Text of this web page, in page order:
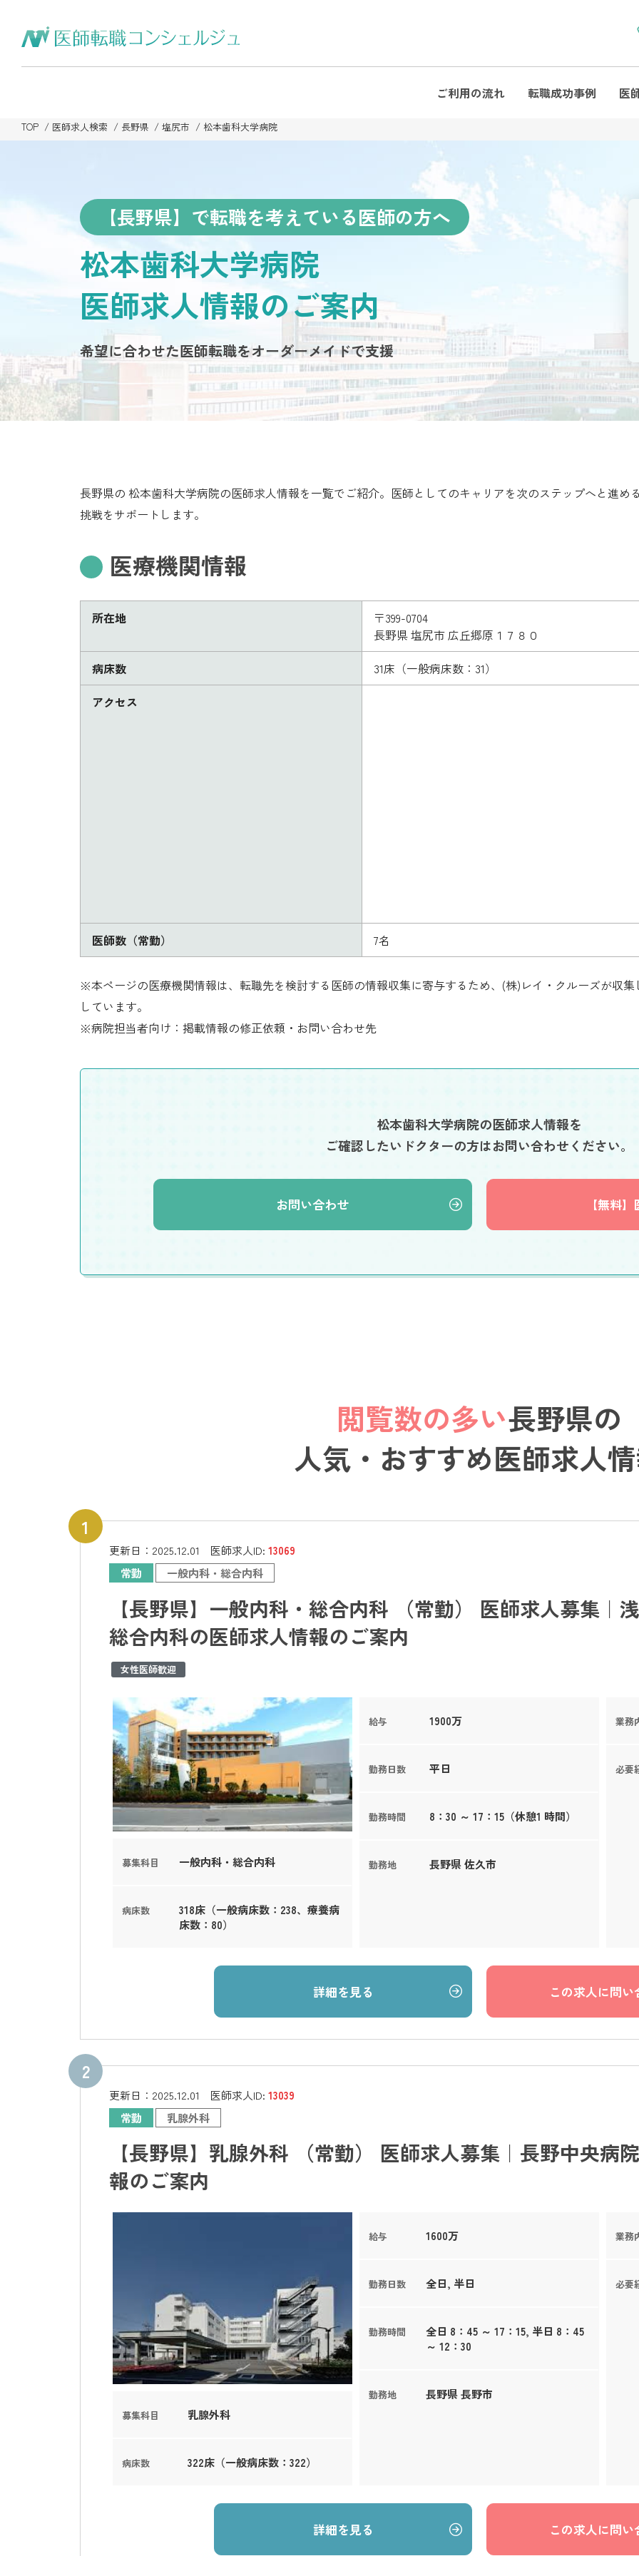
ご利用の流れ 転職成功事例 医
TOP 医師求人検索 長野県 塩尻市 松本歯科大学病院
【長野県】で転職を考えている医師の方へ
松本歯科大学病院
医師求人情報のご案内
希望に合わせた医師転職をオーダーメイドで支援
長野県の 松本歯科大学病院の医師求人情報を一覧でご紹介。医師としてのキャリアを次のステップへと進
挑戦をサポートします。
医療機関情報
所在地
〒399-0704
長野県 塩尻市 広丘郷原１７８０
病床数
31床（一般病床数：31）
アクセス
医師数（常勤） 7名
※本ページの医療機関情報は、転職先を検討する医師の情報収集に寄与するため、(株)レイ・クルーズが収
しています。
※病院担当者向け：掲載情報の修正依頼・お問い合わせ先
松本歯科大学病院の医師求人情報を
ご確認したいドクターの方はお問い合わせください。
お問い合わせ 【無料
閲覧数の多い長野県の
人気・おすすめ医師求人
更新日： 2025.12.01 医師求人ID: 13069
常勤
一般内科・総合内科
【長野県】一般内科・総合内科 （常勤） 医師求人募集｜
総合内科の医師求人情報のご案内
女性医師歓迎
募集科目 一般内科・総合内科
病床数
318床（一般病床数：238、療養病
床数：80）
給与 1900万
勤務日数 平日
勤務時間 8：30 ～ 17：15（休憩1 時間）
勤務地 長野県 佐久市
業務
必要
詳細を見る この求人に問い
更新日： 2025.12.01 医師求人ID: 13039
常勤
乳腺外科
【長野県】乳腺外科 （常勤） 医師求人募集｜長野中央病
報のご案内
募集科目 乳腺外科
病床数 322床（一般病床数：322）
給与 1600万
勤務日数 全日, 半日
勤務時間
全日 8：45 ～ 17：15, 半日 8：45
～ 12：30
勤務地 長野県 長野市
業務
必要
詳細を見る この求人に問い